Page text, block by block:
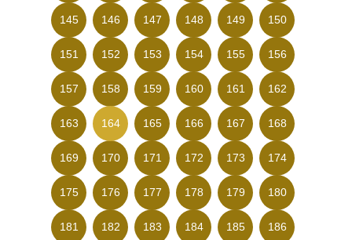
145 146 147 148 149 150
151 152 153 154 155 156
157 158 159 160 161 162
163 164 165 166 167 168
169 170 171 172 173 174
175 176 177 178 179 180
181 182 183 184 185 186